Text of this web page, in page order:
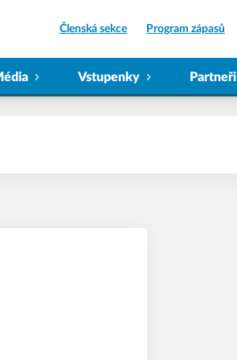
Členská sekce Program zápasů
Vstupenky Partneři